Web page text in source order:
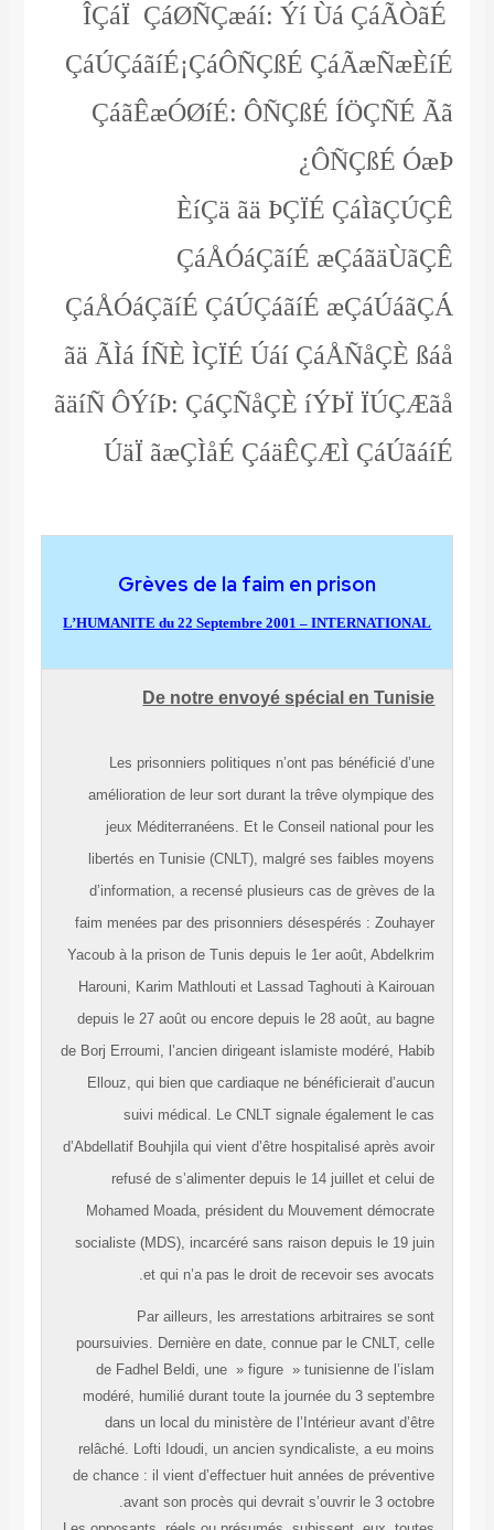
ÎÇáÏ ÇáØÑÇæáí: Ýí Ùá ÇáÃÒãÉ
ÇáÚÇáãíÉ¡ÇáÔÑÇßÉ ÇáÃæÑæÈíÉ
ÇáãÊæÓØíÉ: ÔÑÇßÉ ÍÖÇÑÉ Ãã
ÔÑÇßÉ ÓæÞ¿
ÈíÇä ãä ÞÇÏÉ ÇáÌãÇÚÇÊ
ÇáÅÓáÇãíÉ æÇáãäÙãÇÊ
ÇáÅÓáÇãíÉ ÇáÚÇáãíÉ æÇáÚáãÇÁ
ãä ÃÌá ÍÑÈ ÌÇÏÉ Úáí ÇáÅÑåÇÈ ßáå
ãäíÑ ÔÝíÞ: ÇáÇÑåÇÈ íÝÞÏ ÏÚÇÆãå
ÚäÏ ãæÇÌåÉ ÇáäÊÇÆÌ ÇáÚãáíÉ
Grèves de la faim en prison
L’HUMANITE du 22 Septembre 2001 – INTERNATIONAL
De notre envoyé spécial en Tunisie
Les prisonniers politiques n’ont pas bénéficié d’une
amélioration de leur sort durant la trêve olympique des
jeux Méditerranéens. Et le Conseil national pour les
libertés en Tunisie (CNLT), malgré ses faibles moyens
d’information, a recensé plusieurs cas de grèves de la
faim menées par des prisonniers désespérés : Zouhayer
Yacoub à la prison de Tunis depuis le 1er août, Abdelkrim
Harouni, Karim Mathlouti et Lassad Taghouti à Kairouan
depuis le 27 août ou encore depuis le 28 août, au bagne
de Borj Erroumi, l’ancien dirigeant islamiste modéré, Habib
Ellouz, qui bien que cardiaque ne bénéficierait d’aucun
suivi médical. Le CNLT signale également le cas
d’Abdellatif Bouhjila qui vient d’être hospitalisé après avoir
refusé de s’alimenter depuis le 14 juillet et celui de
Mohamed Moada, président du Mouvement démocrate
socialiste (MDS), incarcéré sans raison depuis le 19 juin
et qui n’a pas le droit de recevoir ses avocats.
Par ailleurs, les arrestations arbitraires se sont
poursuivies. Dernière en date, connue par le CNLT, celle
de Fadhel Beldi, une » figure » tunisienne de l’islam
modéré, humilié durant toute la journée du 3 septembre
dans un local du ministère de l’Intérieur avant d’être
relâché. Lofti Idoudi, un ancien syndicaliste, a eu moins
de chance : il vient d’effectuer huit années de préventive
avant son procès qui devrait s’ouvrir le 3 octobre.